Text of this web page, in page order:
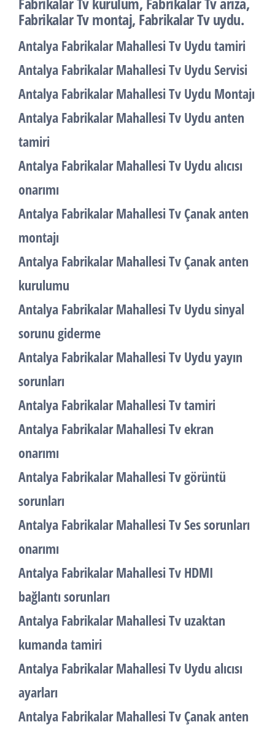
Fabrikalar Tv montaj, Fabrikalar Tv uydu.
Antalya Fabrikalar Mahallesi Tv Uydu tamiri
Antalya Fabrikalar Mahallesi Tv Uydu Servisi
Antalya Fabrikalar Mahallesi Tv Uydu Montajı
Antalya Fabrikalar Mahallesi Tv Uydu anten
tamiri
Antalya Fabrikalar Mahallesi Tv Uydu alıcısı
onarımı
Antalya Fabrikalar Mahallesi Tv Çanak anten
montajı
Antalya Fabrikalar Mahallesi Tv Çanak anten
kurulumu
Antalya Fabrikalar Mahallesi Tv Uydu sinyal
sorunu giderme
Antalya Fabrikalar Mahallesi Tv Uydu yayın
sorunları
Antalya Fabrikalar Mahallesi Tv tamiri
Antalya Fabrikalar Mahallesi Tv ekran
onarımı
Antalya Fabrikalar Mahallesi Tv görüntü
sorunları
Antalya Fabrikalar Mahallesi Tv Ses sorunları
onarımı
Antalya Fabrikalar Mahallesi Tv HDMI
bağlantı sorunları
Antalya Fabrikalar Mahallesi Tv uzaktan
kumanda tamiri
Antalya Fabrikalar Mahallesi Tv Uydu alıcısı
ayarları
Antalya Fabrikalar Mahallesi Tv Çanak anten